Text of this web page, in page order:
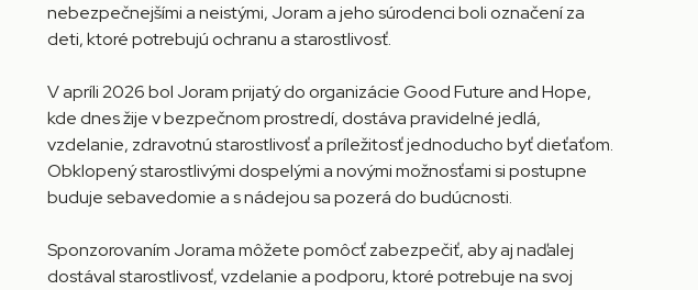
nebezpečnejšími a neistými, Joram a jeho súrodenci boli označení za
deti, ktoré potrebujú ochranu a starostlivosť.
V apríli 2026 bol Joram prijatý do organizácie Good Future and Hope,
kde dnes žije v bezpečnom prostredí, dostáva pravidelné jedlá,
vzdelanie, zdravotnú starostlivosť a príležitosť jednoducho byť dieťaťom.
Obklopený starostlivými dospelými a novými možnosťami si postupne
buduje sebavedomie a s nádejou sa pozerá do budúcnosti.
Sponzorovaním Jorama môžete pomôcť zabezpečiť, aby aj naďalej
dostával starostlivosť, vzdelanie a podporu, ktoré potrebuje na svoj